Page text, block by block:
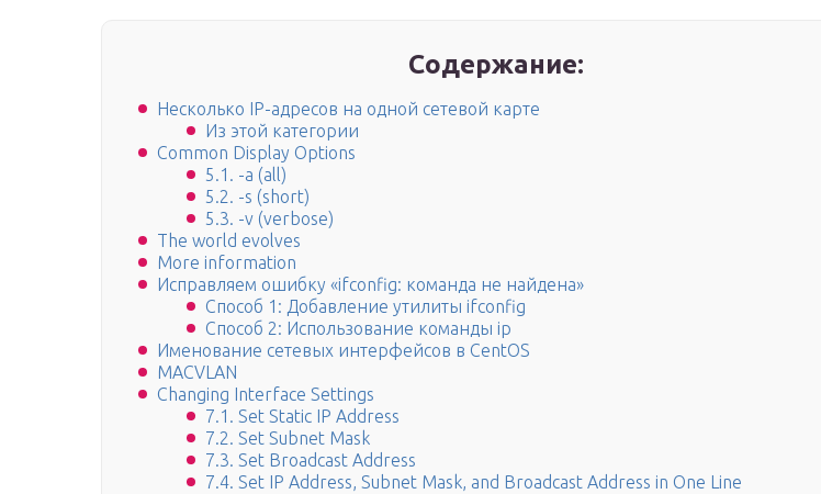
Содержание:
Несколько IP-адресов на одной сетевой карте
Из этой категории
Common Display Options
5.1. -a (all)
5.2. -s (short)
5.3. -v (verbose)
The world evolves
More information
Исправляем ошибку «ifconfig: команда не найдена»
Способ 1: Добавление утилиты ifconfig
Способ 2: Использование команды ip
Именование сетевых интерфейсов в CentOS
MACVLAN
Changing Interface Settings
7.1. Set Static IP Address
7.2. Set Subnet Mask
7.3. Set Broadcast Address
7.4. Set IP Address, Subnet Mask, and Broadcast Address in One Line